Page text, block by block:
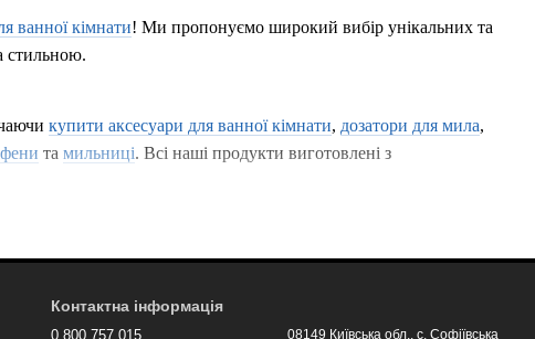
ванної кімнати! Ми пропонуємо широкий вибір унікальних та
стильною.
купити аксесуари для ванної кімнати, дозатори для мила,
фени та мильниці. Всі наші продукти виготовлені з
Контактна інформація
0 800 757 015
08149 Київська обл., с. Софіївська